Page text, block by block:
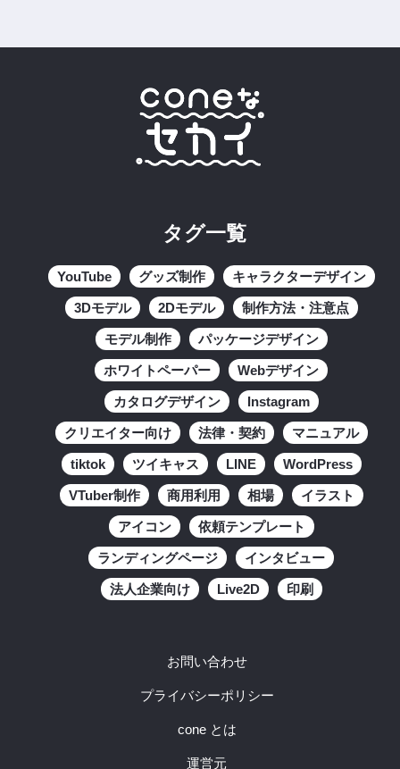
タグ一覧
YouTube グッズ制作 キャラクターデザイン
3Dモデル 2Dモデル 制作方法・注意点
モデル制作 パッケージデザイン
ホワイトペーパー Webデザイン
カタログデザイン Instagram
クリエイター向け 法律・契約 マニュアル
tiktok ツイキャス LINE WordPress
VTuber制作 商用利用 相場 イラスト
アイコン 依頼テンプレート
ランディングページ インタビュー
法人企業向け Live2D 印刷
お問い合わせ
プライバシーポリシー
cone とは
運営元